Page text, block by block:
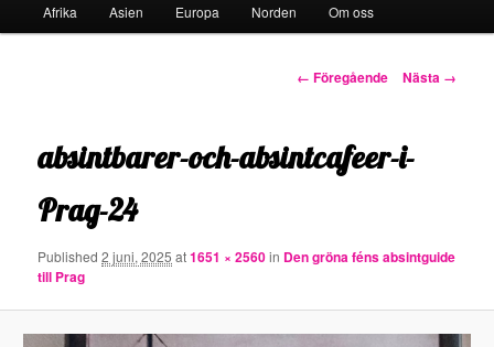
primärt
Afrika Asien Europa Norden Om oss
Bildnavigering
← Föregående Nästa →
absintbarer-och-absintcafeer-i-
Prag-24
Published2 juni, 2025 at1651 × 2560in Den gröna féns absintguide
till Prag